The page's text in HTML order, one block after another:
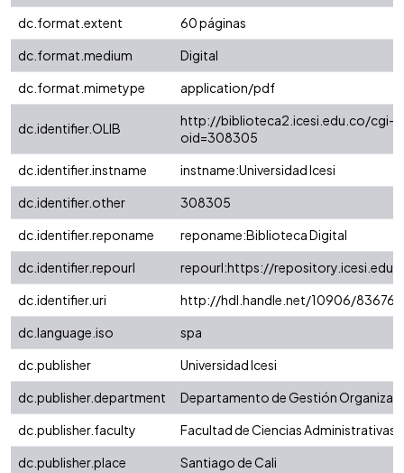
dc.format.extent
60 páginas
dc.format.medium
Digital
dc.format.mimetype
application/pdf
dc.identifier.OLIB
http://biblioteca2.icesi.edu.co/cgi-
oid=308305
dc.identifier.instname
instname:Universidad Icesi
dc.identifier.other
308305
dc.identifier.reponame
reponame:Biblioteca Digital
dc.identifier.repourl
repourl:https://
dc.identifier.uri
http://hdl.handle.net/10906/83676
dc.language.iso
spa
dc.publisher
Universidad Icesi
dc.publisher.department
Departamento de Gestión
dc.publisher.faculty
Facultad de Ciencias Administrativas
dc.publisher.place
Santiago de Cali